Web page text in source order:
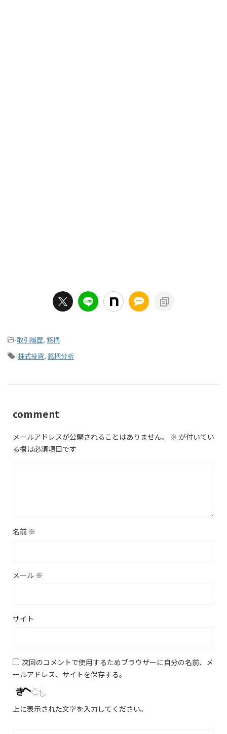
-取引履歴, 銘柄
-株式投資, 銘柄分析
comment
メールアドレスが公開されることはありません。 ※ が付いてい
る欄は必須項目です
名前 ※
メール ※
サイト
次回のコメントで使用するためブラウザーに自分の名前、メ
ールアドレス、サイトを保存する。
上に表示された文字を入力してください。